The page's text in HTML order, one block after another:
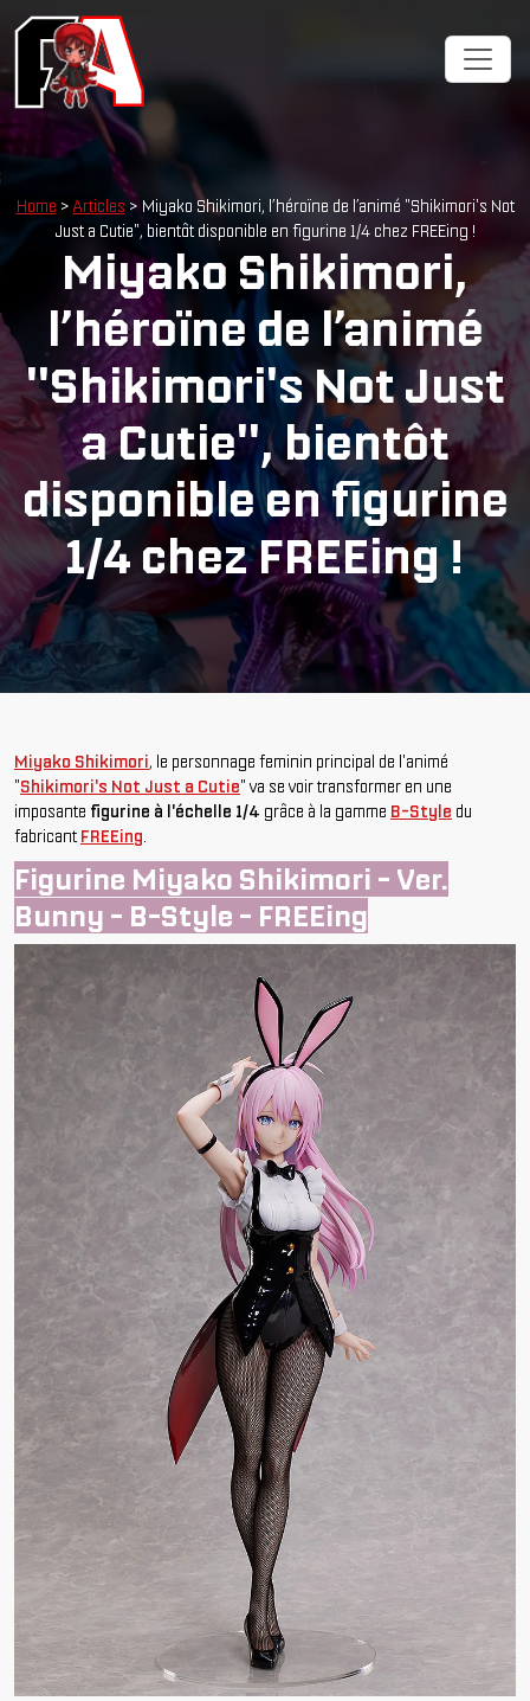
Home > Articles > Miyako Shikimori, l’héroïne de l’animé "Shikimori's Not
Just a Cutie", bientôt disponible en figurine 1/4 chez FREEing !
Miyako Shikimori,
l’héroïne de l’animé
"Shikimori's Not Just
a Cutie", bientôt
disponible en figurine
1/4 chez FREEing !
Miyako Shikimori, le personnage feminin principal de l'animé
"Shikimori's Not Just a Cutie" va se voir transformer en une
imposante figurine à l'échelle 1/4 grâce à la gamme B-Style du
fabricant FREEing.
Figurine Miyako Shikimori - Ver.
Bunny - B-Style - FREEing